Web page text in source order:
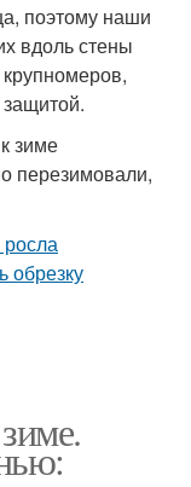
поэтому наши
вдоль стены
зиме
перезимовали,